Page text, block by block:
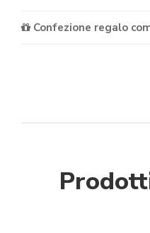
Confezione regalo